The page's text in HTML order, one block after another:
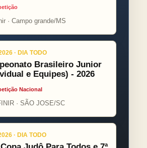
· Campo grande/MS
· DIA TODO
Brasileiro Junior
e Equipes) - 2026
Nacional
· SÃO JOSE/SC
· DIA TODO